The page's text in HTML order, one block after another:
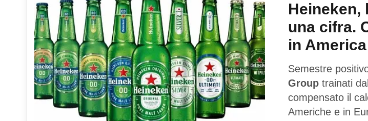
Heineken,
una cifra.
in
Semestre
Group trainati
compensato il
Americhe e in